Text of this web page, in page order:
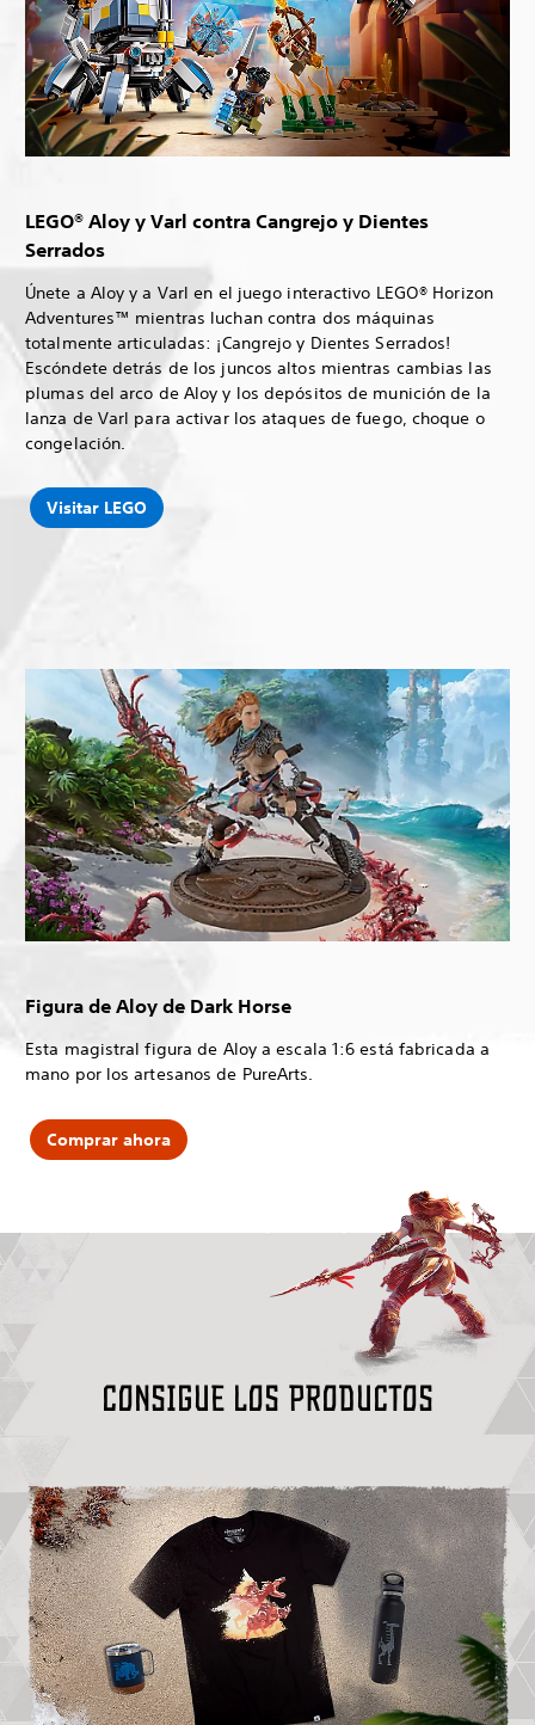
LEGO® Aloy y Varl contra Cangrejo y Dientes
Serrados
Únete a Aloy y a Varl en el juego interactivo LEGO® Horizon
Adventures™ mientras luchan contra dos máquinas
totalmente articuladas: ¡Cangrejo y Dientes Serrados!
Escóndete detrás de los juncos altos mientras cambias las
plumas del arco de Aloy y los depósitos de munición de la
lanza de Varl para activar los ataques de fuego, choque o
congelación.
Visitar LEGO
Figura de Aloy de Dark Horse
Esta magistral figura de Aloy a escala 1:6 está fabricada a
mano por los artesanos de PureArts.
Comprar ahora
Consigue los productos